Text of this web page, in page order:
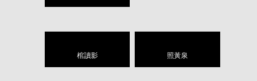
棺讀影 照黃泉